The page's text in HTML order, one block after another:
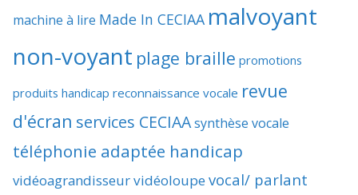
machine à lire Made In CECIAA malvoyant
non-voyant plage braille promotions
produits handicap reconnaissance vocale revue
d'écran services CECIAAsynthèse vocale
téléphonie adaptée handicap
vidéoagrandisseurvidéoloupevocal/ parlant